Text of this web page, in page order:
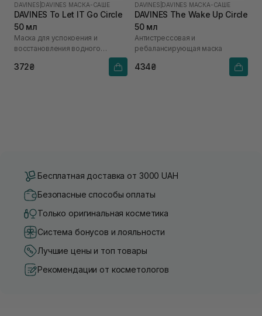
DAVINES DAVINES МАСКА-САШЕ
DAVINES To Let IT Go Circle
50 мл
Маска для успокоения и
восстановления водного
372₴
DAVINES DAVINES МАСКА-САШЕ
DAVINES The Wake Up Circle
50 мл
Антистрессовая и
ребалансирующая маска
434₴
Бесплатная доставка от 3000 UAH
Безопасные способы оплаты
Только оригинальная косметика
Система бонусов и лояльности
Лучшие цены и топ товары
Рекомендации от косметологов